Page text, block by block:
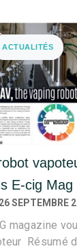
ACTUALITÉS
E-cig Mag
26 SEPTEMBRE
magazine
Résumé